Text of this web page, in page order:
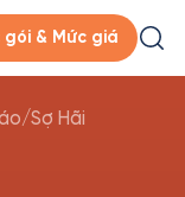
gói & Mức giá
/Sợ Hãi